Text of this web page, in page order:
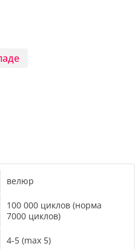
велюр
100 000 циклов (норма
7000 циклов)
4-5 (max 5)